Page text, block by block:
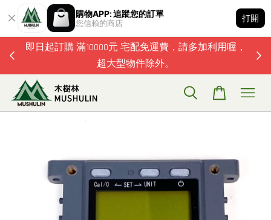
購物APP: 追蹤您的訂單
您信賴的商店
打開
即日起訂購 滿10000元 宅配免運費，請多加利用喔，
超大型物件除外。